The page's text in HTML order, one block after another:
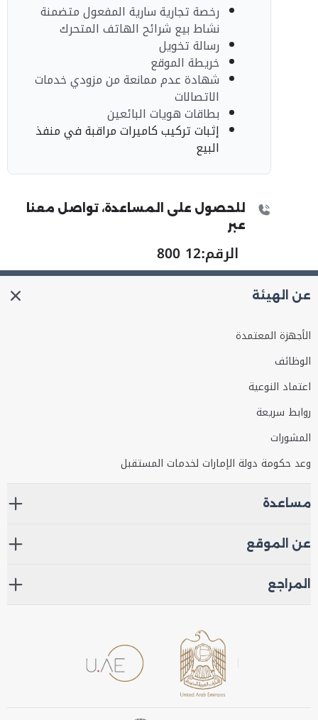
رخصة تجارية سارية المفعول متضمنة
نشاط بيع شرائح الهاتف المتحرك
رسالة تخويل
خريطة الموقع
شهادة عدم ممانعة من مزودي خدمات
الاتصالات
بطاقات هويات البائعين
إثبات تركيب كاميرات مراقبة في منفذ
البيع
للحصول على المساعدة، تواصل معنا
عبر
الرقم:800 12
عن الهيئة
الأجهزة المعتمدة
الوظائف
اعتماد النوعية
روابط سريعة
المشورات
وعد حكومة دولة الإمارات لخدمات المستقبل
مساعدة
عن الموقع
المراجع